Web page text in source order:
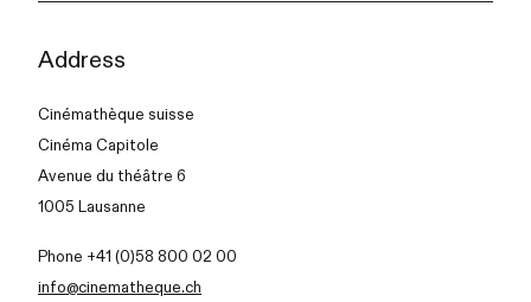
Address
Cinémathèque suisse
Cinéma Capitole
Avenue du théâtre 6
1005 Lausanne
Phone +41 (0)58 800 02 00
info@cinematheque.ch